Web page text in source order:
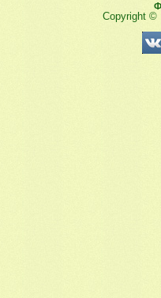
Copyright ©